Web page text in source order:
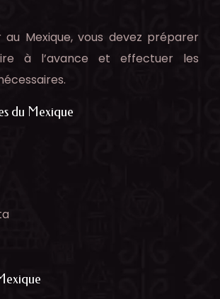
au Mexique, vous devez préparer
à l’avance et effectuer les
du Mexique